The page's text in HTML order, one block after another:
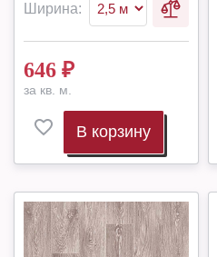
Ширина:
646 ₽
за кв. м.
В корзину